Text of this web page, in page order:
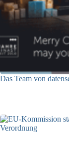
Das Team von